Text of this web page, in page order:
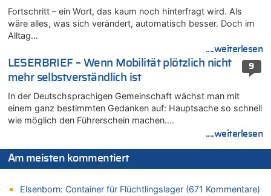
Wie kam es zur Ceuta-Krise?
08.08.2026 - 09:27 von Ermitler zu
Eschweiler: 16-Jähriger soll seine Oma ermordet haben
08.08.2026 - 09:24 von Ermitler zu
Mehrere Menschen in Londons City niedergestochen
08.08.2026 - 09:20 von Ermitler zu
AS Eupen: „Keiner weiß, wohin die Reise geht…“
08.08.2026 - 09:02 von Detlef zu
In Belgien missachten zwei von drei Autofahrern das
08.08.2026 - 08:50 von Mungo zu
08.08.2026 - 08:45 von besserwisser zu
Fortschritt – ein Wort, das kaum noch hinterfragt wird. Als
wäre alles, was sich verändert, automatisch besser. Doch im
Alltag…
....weiterlesen
9
LESERBRIEF – Wenn Mobilität plötzlich nicht
mehr selbstverständlich ist
In der Deutschsprachigen Gemeinschaft wächst man mit
einem ganz bestimmten Gedanken auf: Hauptsache so schnell
wie möglich den Führerschein machen….
....weiterlesen
Am meisten kommentiert
Elsenborn: Container für Flüchtlingslager (671 Kommentare)